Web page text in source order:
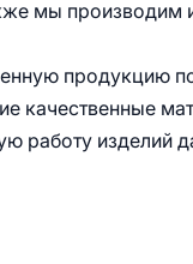
мы производим
продукцию
качественные
работу изделий